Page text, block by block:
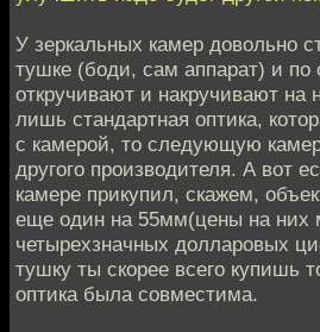
У зеркальных камер довольно
тушке (боди, сам аппарат) и по
откручивают и накручивают на
лишь стандартная оптика,
с камерой, то следующую
другого производителя. А вот
камере прикупил, скажем,
еще один на 55мм(цены на них
четырехзначных долларовых
тушку ты скорее всего купишь
оптика была совместима.